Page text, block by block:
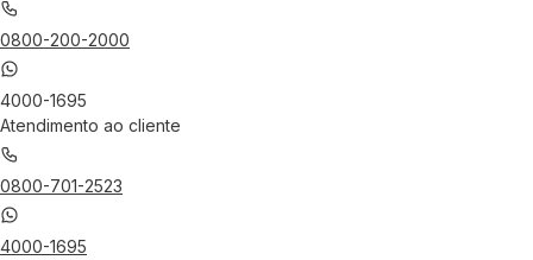
0800-200-2000
4000-1695
Atendimento ao cliente
0800-701-2523
4000-1695